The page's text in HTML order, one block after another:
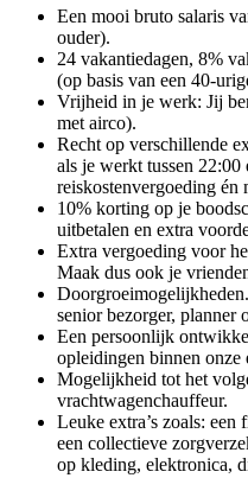
Een mooi bruto salaris
ouder).
24 vakantiedagen, 8%
(op basis van een 40-
Vrijheid in je werk: Jij
met airco).
Recht op verschillende
als je werkt tussen 22:00
reiskostenvergoeding én
10% korting op je
uitbetalen en extra
Extra vergoeding voor
Maak dus ook je
senior bezorger, planner
Een persoonlijk
opleidingen binnen onze
Mogelijkheid tot het
vrachtwagenchauffeur.
Leuke extra’s zoals:
een collectieve
op kleding, elektronica,